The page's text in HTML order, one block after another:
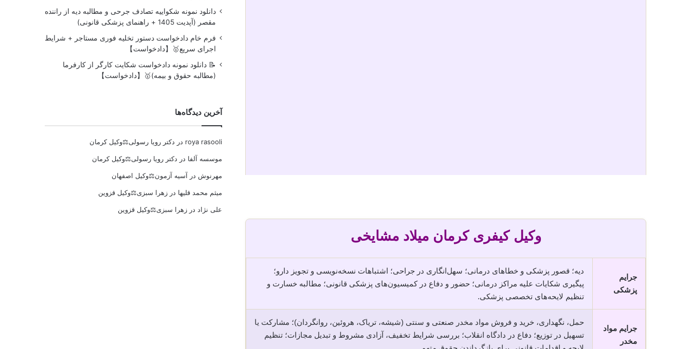
وکیل کیفری کرمان میلاد مشایخی
جرایم
پزشکی
دیه؛ قصور پزشکی و خطاهای درمانی؛ سهل‌انگاری در جراحی؛ اشتباهات نسخه‌نویسی و تجویز دارو؛
پیگیری شکایات علیه مراکز درمانی؛ حضور و دفاع در کمیسیون‌های پزشکی قانونی؛ مطالبه خسارت و
تنظیم لایحه‌های تخصصی پزشکی.
جرایم مواد
مخدر
حمل، نگهداری، خرید و فروش مواد مخدر صنعتی و سنتی (شیشه، تریاک، هروئین، روانگردان)؛ مشارکت یا
تسهیل در توزیع؛ دفاع در دادگاه انقلاب؛ بررسی شرایط تخفیف، آزادی مشروط و تبدیل مجازات؛ تنظیم
دانلود نمونه شکواییه تصادف جرحی و مطالبه دیه از راننده
مقصر (آپدیت 1405 + راهنمای پزشکی قانونی)
فرم خام دادخواست دستور تخلیه فوری مستاجر + شرایط
اجرای سریع🥇【دادخواست】
📝 دانلود نمونه دادخواست شکایت کارگر از کارفرما
(مطالبه حقوق و بیمه)🥇【دادخواست】
آخرین دیدگاه‌ها
roya rasooli در دکتر رویا رسولی⚖️وکیل کرمان
موسسه آلفا در دکتر رویا رسولی⚖️وکیل کرمان
مهرنوش در آسیه آزمون⚖️وکیل اصفهان
میثم محمد قلیها درزهرا سبزی⚖️وکیل قزوین
علی نژاد درزهرا سبزی⚖️وکیل قزوین